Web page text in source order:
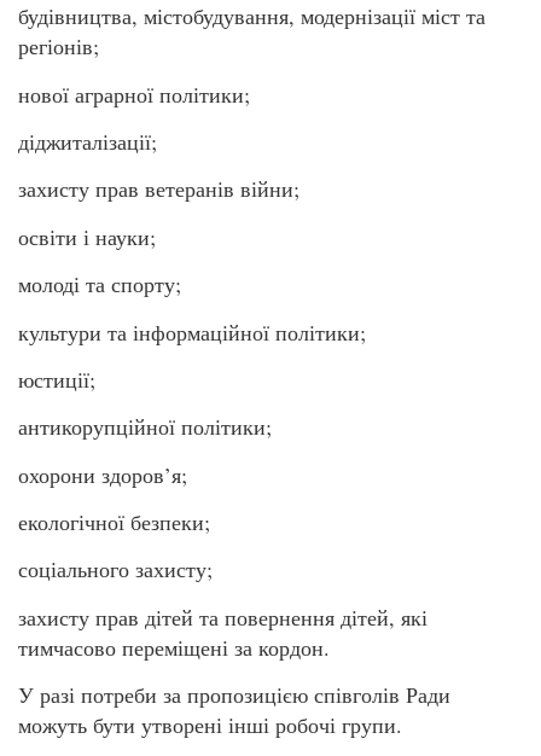
будівництва, містобудування, модернізації міст та
регіонів;
нової аграрної політики;
діджиталізації;
захисту прав ветеранів війни;
освіти і науки;
молоді та спорту;
культури та інформаційної політики;
юстиції;
антикорупційної політики;
охорони здоров’я;
екологічної безпеки;
соціального захисту;
захисту прав дітей та повернення дітей, які
тимчасово переміщені за кордон.
У разі потреби за пропозицією співголів Ради
можуть бути утворені інші робочі групи.